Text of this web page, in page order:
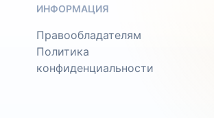
ИНФОРМАЦИЯ
Правообладателям
Политика
конфиденциальности